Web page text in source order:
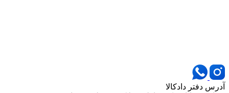
آدرس دفتر دادکالا